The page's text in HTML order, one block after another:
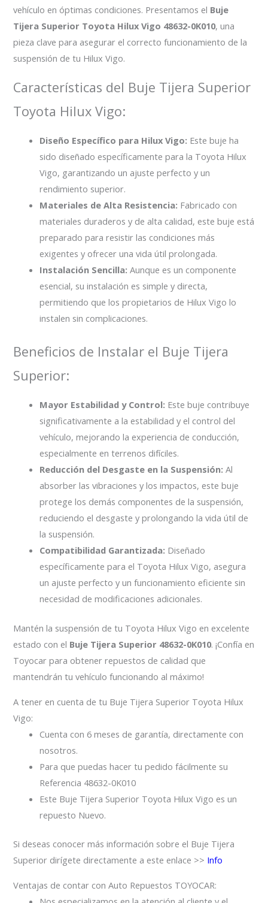
vehículo en óptimas condiciones. Presentamos el Buje
Tijera Superior Toyota Hilux Vigo 48632-0K010, una
pieza clave para asegurar el correcto funcionamiento de la
suspensión de tu Hilux Vigo.
Características del Buje Tijera Superior
Toyota Hilux Vigo:
Diseño Específico para Hilux Vigo: Este buje ha
sido diseñado específicamente para la Toyota Hilux
Vigo, garantizando un ajuste perfecto y un
rendimiento superior.
Materiales de Alta Resistencia: Fabricado con
materiales duraderos y de alta calidad, este buje está
preparado para resistir las condiciones más
exigentes y ofrecer una vida útil prolongada.
Instalación Sencilla: Aunque es un componente
esencial, su instalación es simple y directa,
permitiendo que los propietarios de Hilux Vigo lo
instalen sin complicaciones.
Beneficios de Instalar el Buje Tijera
Superior:
Mayor Estabilidad y Control: Este buje contribuye
significativamente a la estabilidad y el control del
vehículo, mejorando la experiencia de conducción,
especialmente en terrenos difíciles.
Reducción del Desgaste en la Suspensión: Al
absorber las vibraciones y los impactos, este buje
protege los demás componentes de la suspensión,
reduciendo el desgaste y prolongando la vida útil de
la suspensión.
Compatibilidad Garantizada: Diseñado
específicamente para el Toyota Hilux Vigo, asegura
un ajuste perfecto y un funcionamiento eficiente sin
necesidad de modificaciones adicionales.
Mantén la suspensión de tu Toyota Hilux Vigo en excelente
estado con el Buje Tijera Superior 48632-0K010. ¡Confía en
Toyocar para obtener repuestos de calidad que
mantendrán tu vehículo funcionando al máximo!
A tener en cuenta de tu Buje Tijera Superior Toyota Hilux
Vigo:
Cuenta con 6 meses de garantía, directamente con
nosotros.
Para que puedas hacer tu pedido fácilmente su
Referencia 48632-0K010
Este Buje Tijera Superior Toyota Hilux Vigo es un
repuesto Nuevo.
Si deseas conocer más información sobre el Buje Tijera
Superior dirígete directamente a este enlace >> Info
Ventajas de contar con Auto Repuestos TOYOCAR: